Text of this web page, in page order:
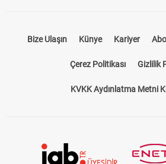
Bize Ulaşın Künye Kariyer
Çerez Politikası Gizlilik
KVKK Aydınlatma Metni